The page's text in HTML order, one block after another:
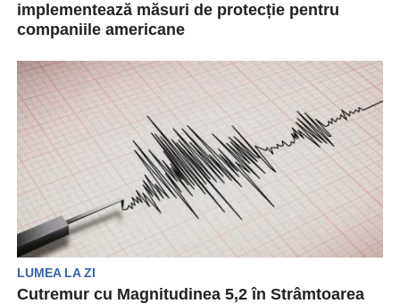
implementează măsuri de protecție pentru
companiile americane
internaționale „printre cele mai mici impozite din
orice națiune”. Regulile se...
LUMEA LA ZI
Cutremur cu Magnitudinea 5,2 în Strâmtoarea